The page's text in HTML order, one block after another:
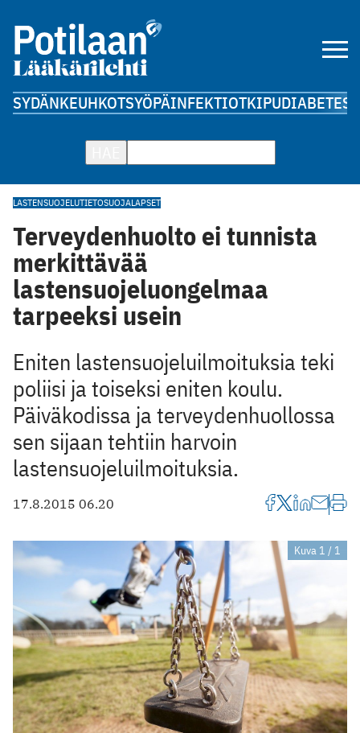
SYDÄNKEUHKOTSYÖPÄINFEKTIOTKIPUDIABETES
LASTENSUOJELUTIETOSUOJALAPSET
Terveydenhuolto ei tunnista
merkittävää
lastensuojeluongelmaa
tarpeeksi usein
Eniten lastensuojeluilmoituksia teki
poliisi ja toiseksi eniten koulu.
Päiväkodissa ja terveydenhuollossa
sen sijaan tehtiin harvoin
lastensuojeluilmoituksia.
17.8.2015 06.20
Kuva 1 / 1